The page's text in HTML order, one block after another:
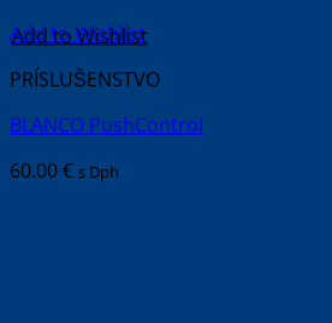
Add to Wishlist
PRÍSLUŠENSTVO
BLANCO PushControl
60.00€ s Dph